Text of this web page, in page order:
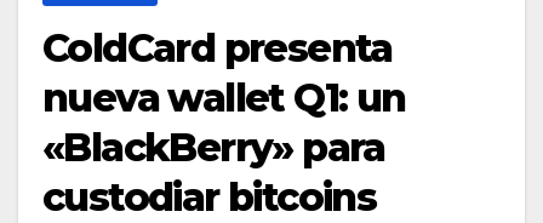
ColdCard presenta
nueva wallet Q1: un
«BlackBerry» para
custodiar bitcoins